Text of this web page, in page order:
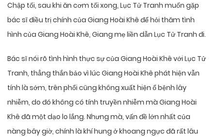
Chập tối, sau khi ăn cơm tối xong, Lục Tử Tranh muốn gặp
bác sĩ điều trị chính của Giang Hoài Khê để hỏi thăm tình
hình của Giang Hoài Khê, Giang mẹ liền dẫn Lục Tử Tranh đi.
Bác sĩ nói rõ tình hình thực sự của Giang Hoài Khê với Lục Tử
Tranh, thẳng thắn bảo vì lúc Giang Hoài Khê phát hiện vẫn
tính là sớm, trên phổi cũng không xuất hiện ổ bệnh lây
nhiễm, do đó không có tính truyền nhiễm mà Giang Hoài
Khê đã một dạo lo lắng. Nhưng mà, vấn đề lớn nhất của
nàng bây giờ, chính là khí hung ở khoang ngực đã rất lâu